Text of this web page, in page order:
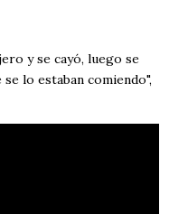
y se cayó, luego se
lo estaban comiendo",